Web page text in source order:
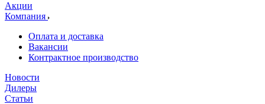
Акции
Компания
Оплата и доставка
Вакансии
Контрактное производство
Новости
Дилеры
Статьи